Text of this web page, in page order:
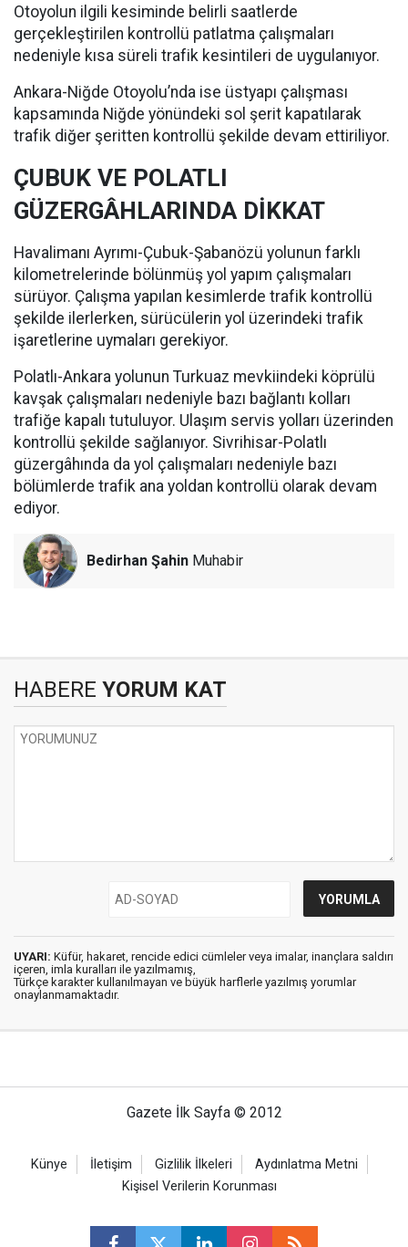
Otoyolun ilgili kesiminde belirli saatlerde
gerçekleştirilen kontrollü patlatma çalışmaları
nedeniyle kısa süreli trafik kesintileri de uygulanıyor.
Ankara-Niğde Otoyolu’nda ise üstyapı çalışması
kapsamında Niğde yönündeki sol şerit kapatılarak
trafik diğer şeritten kontrollü şekilde devam ettiriliyor.
ÇUBUK VE POLATLI
GÜZERGÂHLARINDA DİKKAT
Havalimanı Ayrımı-Çubuk-Şabanözü yolunun farklı
kilometrelerinde bölünmüş yol yapım çalışmaları
sürüyor. Çalışma yapılan kesimlerde trafik kontrollü
şekilde ilerlerken, sürücülerin yol üzerindeki trafik
işaretlerine uymaları gerekiyor.
Polatlı-Ankara yolunun Turkuaz mevkiindeki köprülü
kavşak çalışmaları nedeniyle bazı bağlantı kolları
trafiğe kapalı tutuluyor. Ulaşım servis yolları üzerinden
kontrollü şekilde sağlanıyor. Sivrihisar-Polatlı
güzergâhında da yol çalışmaları nedeniyle bazı
bölümlerde trafik ana yoldan kontrollü olarak devam
ediyor.
Bedirhan Şahin Muhabir
HABERE YORUM KAT
UYARI: Küfür, hakaret, rencide edici cümleler veya imalar, inançlara saldırı
içeren, imla kuralları ile yazılmamış,
Türkçe karakter kullanılmayan ve büyük harflerle yazılmış yorumlar
onaylanmamaktadır.
Gazete İlk Sayfa © 2012
Künye İletişim Gizlilik İlkeleri
Aydınlatma Metni
Kişisel Verilerin Korunması